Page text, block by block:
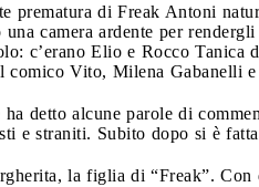
prematura di Freak Antoni
una camera ardente per
c’erano Elio e Rocco Tanica
Vito, Milena Gabanelli
detto alcune parole di
e straniti. Subito dopo si è
la figlia di “Freak”. Con